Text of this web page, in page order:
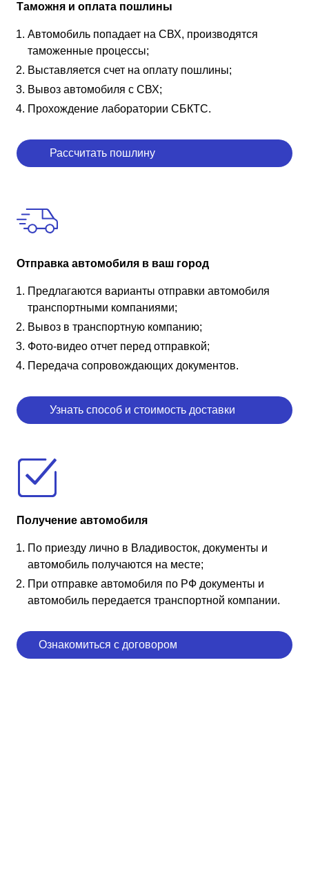
Таможня и оплата пошлины
Автомобиль попадает на СВХ, производятся
таможенные процессы;
Выставляется счет на оплату пошлины;
Вывоз автомобиля с СВХ;
Прохождение лаборатории СБКТС.
Рассчитать пошлину
Отправка автомобиля в ваш город
Предлагаются варианты отправки автомобиля
транспортными компаниями;
Вывоз в транспортную компанию;
Фото-видео отчет перед отправкой;
Передача сопровождающих документов.
Узнать способ и стоимость доставки
Получение автомобиля
По приезду лично в Владивосток, документы и
автомобиль получаются на месте;
При отправке автомобиля по РФ документы и
автомобиль передается транспортной компании.
Ознакомиться с договором